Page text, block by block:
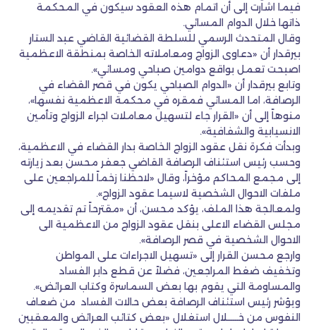
فيما اشارت إلى أن اتمام هذه العقود سيكون في المحكمة
ذاتها خلال الدوام المسائي.
وقال المتحدث الرسمي للسلطة القضائية القاضي عبد الستار
بيرقدار أن «دعاوى الزواج ومعاملاته الخاصة بمنطقة الاعظمية
اصبحت تعمل بواقع دوامين صباحي ومسائي».
وتابع بيرقدار أن «الدوام الصباحي يكون في قصر القضاء في
الرصافة، اما المسائي فمقره في محكمة الاعظمية نفسها»،
منوهاً إلى أن «القرار جاء لتسهيل معاملات اجراء الزواج وتأمين
الانسيابية والشفافية».
وبدأت فكرة نقل عقود الزواج الخاصة بدار القضاء في الاعظمية،
وحسب رئيس استئناف الرصافة القاضي جعفر محسن بعد زيارته
إلى مجمع المحاكم مؤخراً، وقال «لاحظنا زخماً للمراجعين على
ملفات الاحوال الشخصية لاسيما عقود الزواج».
ولمعالجة هذا الملف، يؤكد محسن، أن «مقترحاً تم تقديمه إلى
مجلس القضاء الاعلى بنقل عقود الزواج من الاعظمية الى
الاحوال الشخصية في قصر الرصافة».
وارجع محسن القرار إلى «تسهيل الاجراءات على المواطن
وتخفيف ضغط المراجعين، فضلاً عن قطع دابر الفساد
والمساومة التي يقوم بها بعض السماسرة وكتاب العرائض».
ويؤشر رئيس استئناف الرصافة بعض حالات الفساد من ضعاف
النفوس من خـــــلال استغلال «بعض كتائب العرائض والمعقبين